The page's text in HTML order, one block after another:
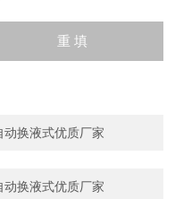
换液式优质厂家
换液式优质厂家